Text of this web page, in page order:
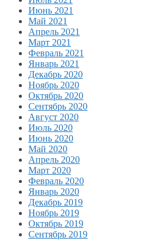
Июнь 2021
Май 2021
Апрель 2021
Март 2021
Февраль 2021
Январь 2021
Декабрь 2020
Ноябрь 2020
Октябрь 2020
Сентябрь 2020
Август 2020
Июль 2020
Июнь 2020
Май 2020
Апрель 2020
Март 2020
Февраль 2020
Январь 2020
Декабрь 2019
Ноябрь 2019
Октябрь 2019
Сентябрь 2019